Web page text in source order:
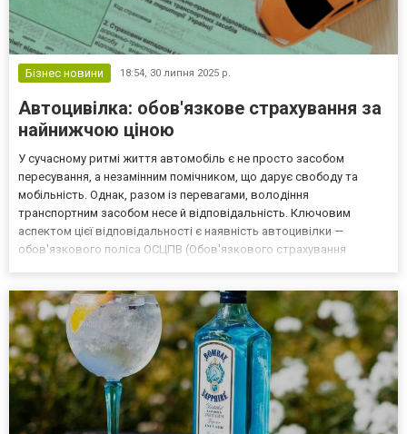
Бізнес новини 18:54, 30 липня 2025 р.
Автоцивілка: обов'язкове страхування за
найнижчою ціною
У сучасному ритмі життя автомобіль є не просто засобом
пересування, а незамінним помічником, що дарує свободу та
мобільність. Однак, разом із перевагами, володіння
транспортним засобом несе й відповідальність. Ключовим
аспектом цієї відповідальності є наявність автоцивілки —
обов'язкового поліса ОСЦПВ (Обов'язкового страхування
закону, а надійним ф...